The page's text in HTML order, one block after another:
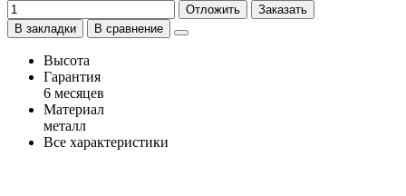
Отложить
Заказать
В закладки
В сравнение
Высота
Гарантия
6 месяцев
Материал
металл
Все характеристики